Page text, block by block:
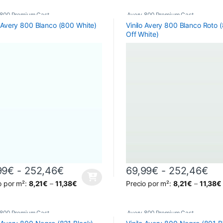
Premium Cast
800 Blanco (800 White)
€ - 252,46€Rango de precios: desde 69,99€
por m²: 8,21€ – 11,38€
tiene múltiples variantes. Las opciones se pueden elegir en
Avery 800 Premium Cast
Vinilo Avery 800 Blanco Roto
Off White)
69,99€ - 252,46€
Precio por m²: 8,21€ – 11,38€
Este producto tiene múltiples
Premium Cast Avery 800 Premium Cast